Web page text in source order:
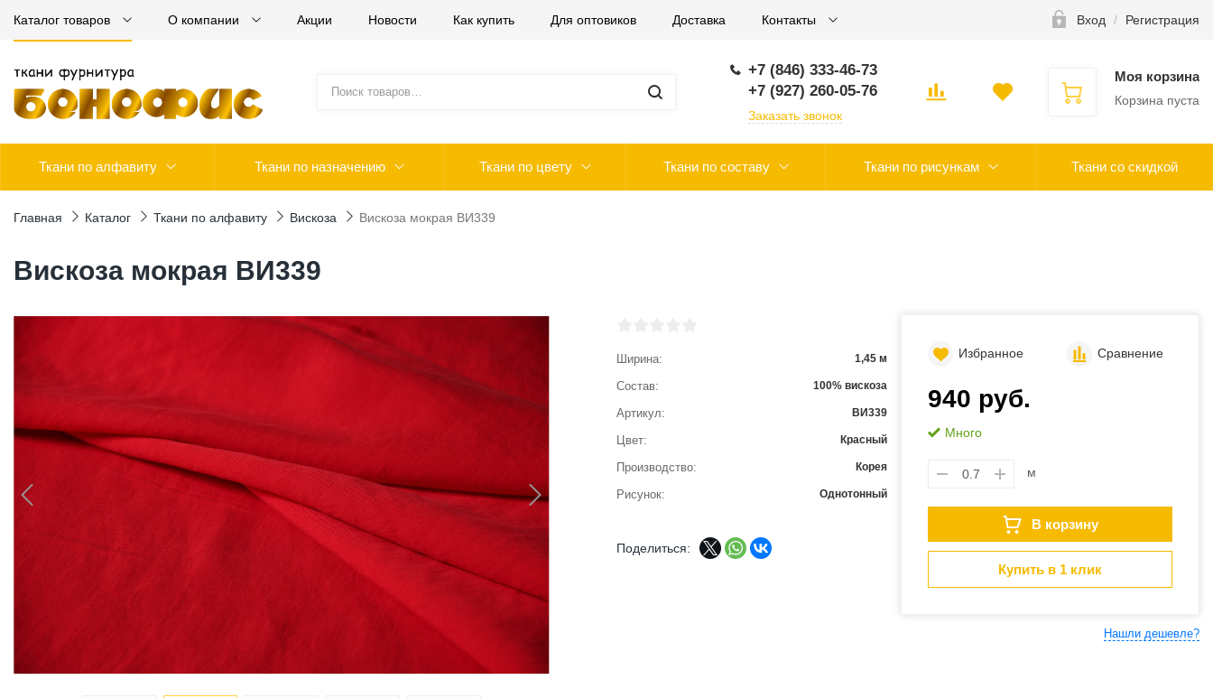
Каталог товаров О компании Акции Новости Как купить Для оптовиков Доставка Контакты Вход / Регистрация
+7 (846) 333-46-73
+7 (927) 260-05-76
Заказать звонок
Моя корзина
Корзина пуста
Ткани по алфавиту Ткани по назначению Ткани по цвету Ткани по составу Ткани по рисункам Ткани со скидкой
Главная Каталог Ткани по алфавиту Вискоза Вискоза мокрая ВИ339
Вискоза мокрая ВИ339
Ширина 1,45 м
Состав 100% вискоза
Артикул ВИ339
Цвет Красный
Производство Корея
Рисунок Однотонный
Поделиться:
Избранное Сравнение
940 руб.
Много
м
В корзину
Купить в 1 клик
Нашли дешевле?